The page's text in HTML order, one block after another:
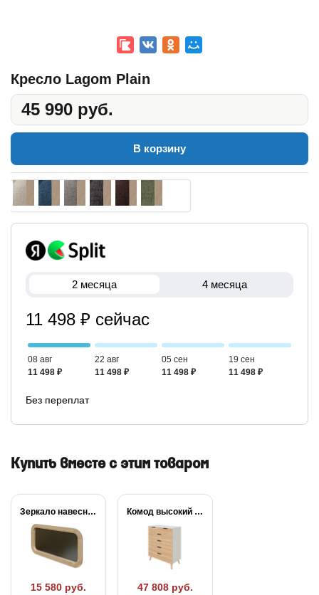
Кресло Lagom Plain
45 990 руб.
В корзину
2 месяца 4 месяца
11 498 ₽ сейчас
08 авг
11 498 ₽
22 авг
11 498 ₽
05 сен
11 498 ₽
19 сен
11 498 ₽
Без переплат
Купить вместе с этим товаром
Зеркало навесное Lagom
15 580 руб.
Комод высокий Lagom
47 808 руб.